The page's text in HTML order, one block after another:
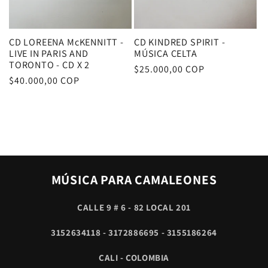
CD LOREENA McKENNITT -
LIVE IN PARIS AND
TORONTO - CD X 2
Precio
$40.000,00 COP
CD KINDRED SPIRIT -
MÚSICA CELTA
Precio
$25.000,00 COP
MÚSICA PARA CAMALEONES
CALLE 9 # 6 - 82 LOCAL 201
3152634118 - 3172886695 - 3155186264
CALI - COLOMBIA